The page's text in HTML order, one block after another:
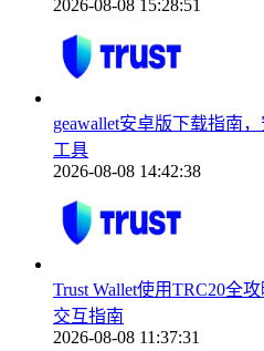
2026-08-08 15:28:51
geawallet安卓版下载指南
工具
2026-08-08 14:42:38
Trust Wallet使用TRC20全
交互指南
2026-08-08 11:37:31